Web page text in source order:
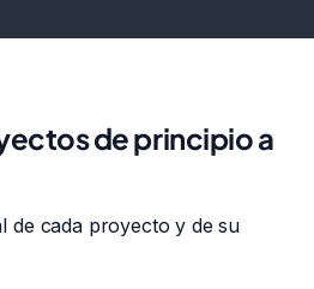
de principio a
de cada proyecto y de su